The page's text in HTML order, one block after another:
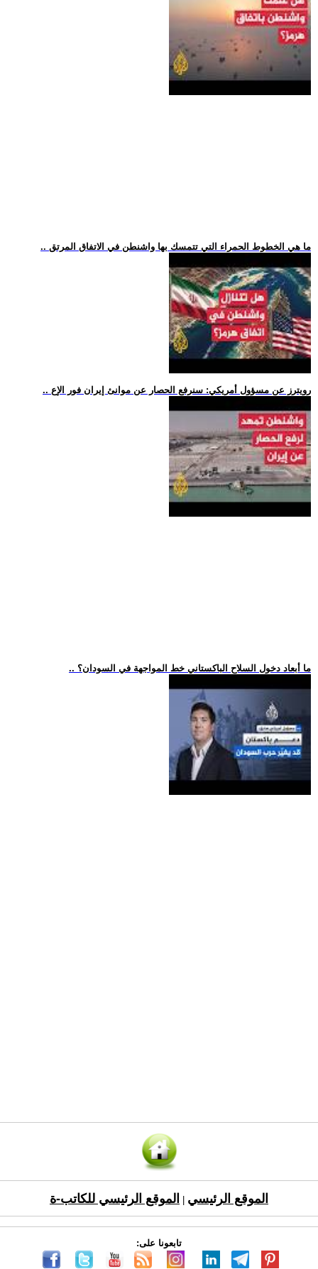
.. ما هي الخطوط الحمراء التي تتمسك بها واشنطن في الاتفاق المرتق
.. رويترز عن مسؤول أمريكي: سنرفع الحصار عن موانئ إيران فور الإع
.. ما أبعاد دخول السلاح الباكستاني خط المواجهة في السودان؟
الموقع الرئيسي الموقع الرئيسي للكاتب-ة
تابعونا على: